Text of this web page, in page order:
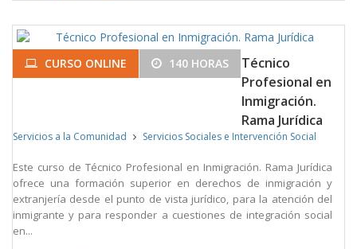
CURSO ONLINE 140 HORAS
Técnico
Profesional en
Inmigración.
Rama Jurídica
Servicios a la Comunidad Servicios Sociales e Intervención Social
Este curso de Técnico Profesional en Inmigración. Rama Jurídica
ofrece una formación superior en derechos de inmigración y
extranjería desde el punto de vista jurídico, para la atención del
inmigrante y para responder a cuestiones de integración social
en...